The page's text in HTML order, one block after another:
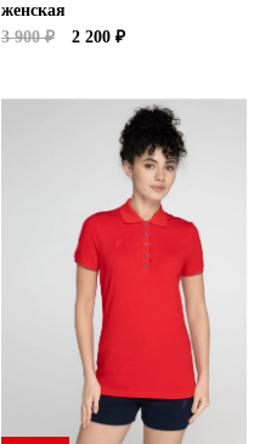
женская
3 900 ₽
2 200 ₽